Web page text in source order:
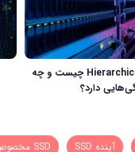
معماری Hierarchical DCN چیست و چه
دارد؟
آینده SSD SSD مخصوص مرکز داده